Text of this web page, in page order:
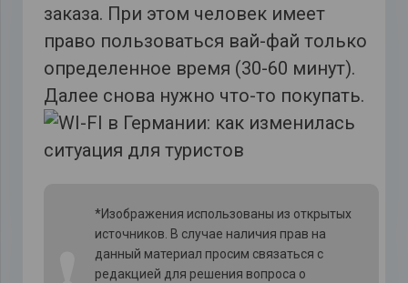
заказа. При этом человек имеет
право пользоваться вай-фай только
определенное время (30-60 минут).
Далее снова нужно что-то покупать.
*Изображения использованы из открытых
источников. В случае наличия прав на
данный материал просим связаться с
редакцией для решения вопроса о